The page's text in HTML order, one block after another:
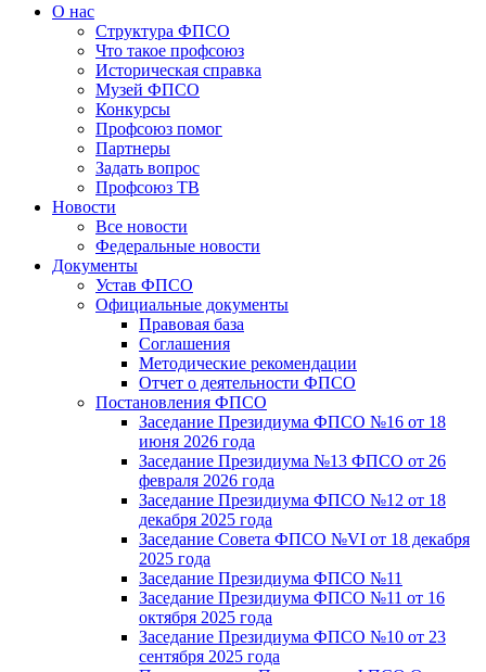
О нас
Структура ФПСО
Что такое профсоюз
Историческая справка
Музей ФПСО
Конкурсы
Профсоюз помог
Партнеры
Задать вопрос
Профсоюз ТВ
Новости
Все новости
Федеральные новости
Документы
Устав ФПСО
Официальные документы
Правовая база
Соглашения
Методические рекомендации
Отчет о деятельности ФПСО
Постановления ФПСО
Заседание Президиума ФПСО №16 от 18
июня 2026 года
Заседание Президиума №13 ФПСО от 26
февраля 2026 года
Заседание Президиума ФПСО №12 от 18
декабря 2025 года
Заседание Совета ФПСО №VI от 18 декабря
2025 года
Заседание Президиума ФПСО №11
Заседание Президиума ФПСО №11 от 16
октября 2025 года
Заседание Президиума ФПСО №10 от 23
сентября 2025 года